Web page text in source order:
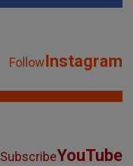
FollowInstagram
SubscribeYouTube